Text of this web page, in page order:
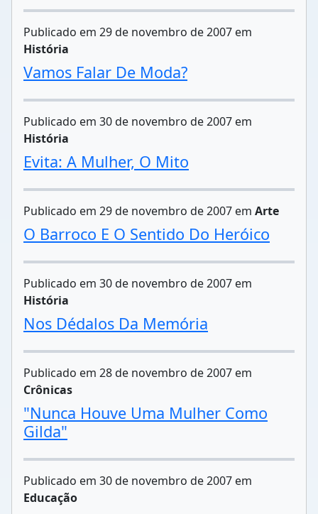
Publicado em 29 de novembro de 2007 em
História
Vamos Falar De Moda?
Publicado em 30 de novembro de 2007 em
História
Evita: A Mulher, O Mito
Publicado em 29 de novembro de 2007 em Arte
O Barroco E O Sentido Do Heróico
Publicado em 30 de novembro de 2007 em
História
Nos Dédalos Da Memória
Publicado em 28 de novembro de 2007 em
Crônicas
"Nunca Houve Uma Mulher Como
Gilda"
Publicado em 30 de novembro de 2007 em
Educação